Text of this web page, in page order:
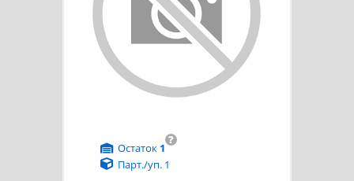
?
Остаток 1
Парт./уп. 1